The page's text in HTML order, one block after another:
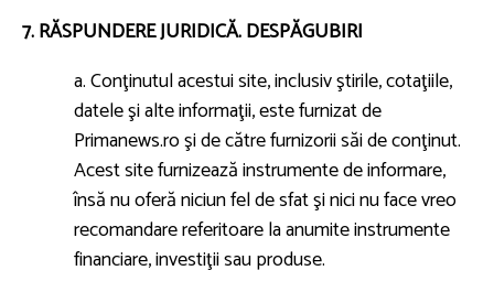
7. RĂSPUNDERE JURIDICĂ. DESPĂGUBIRI
a. Conţinutul acestui site, inclusiv ştirile, cotaţiile,
datele şi alte informaţii, este furnizat de
Primanews.ro şi de către furnizorii săi de conţinut.
Acest site furnizează instrumente de informare,
însă nu oferă niciun fel de sfat şi nici nu face vreo
recomandare referitoare la anumite instrumente
financiare, investiţii sau produse.